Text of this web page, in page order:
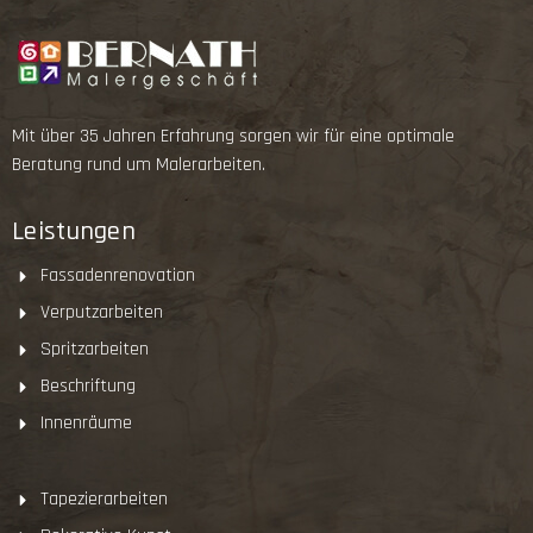
Mit über 35 Jahren Erfahrung sorgen wir für eine optimale
Beratung rund um Malerarbeiten.
Leistungen
Fassadenrenovation
Verputzarbeiten
Spritzarbeiten
Beschriftung
Innenräume
Tapezierarbeiten